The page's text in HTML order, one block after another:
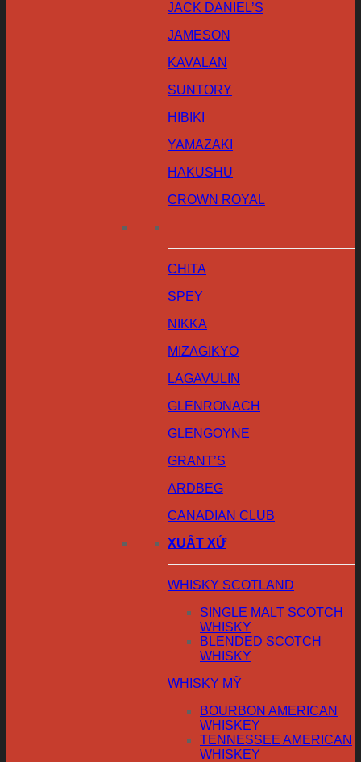
JACK DANIEL’S
JAMESON
KAVALAN
SUNTORY
HIBIKI
YAMAZAKI
HAKUSHU
CROWN ROYAL
CHITA
SPEY
NIKKA
MIZAGIKYO
LAGAVULIN
GLENRONACH
GLENGOYNE
GRANT’S
ARDBEG
CANADIAN CLUB
XUẤT XỨ
WHISKY SCOTLAND
SINGLE MALT SCOTCH
WHISKY
BLENDED SCOTCH
WHISKY
WHISKY MỸ
BOURBON AMERICAN
WHISKEY
TENNESSEE AMERICAN
WHISKEY